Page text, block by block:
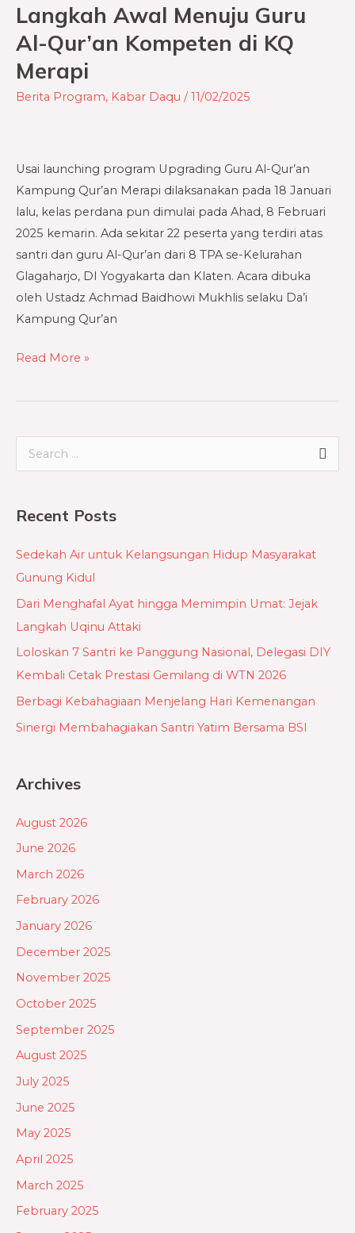
Langkah Awal Menuju Guru
Al-Qur’an Kompeten di KQ
Merapi
Berita Program, Kabar Daqu / 11/02/2025
Usai launching program Upgrading Guru Al-Qur’an
Kampung Qur’an Merapi dilaksanakan pada 18 Januari
lalu, kelas perdana pun dimulai pada Ahad, 8 Februari
2025 kemarin. Ada sekitar 22 peserta yang terdiri atas
santri dan guru Al-Qur’an dari 8 TPA se-Kelurahan
Glagaharjo, DI Yogyakarta dan Klaten. Acara dibuka
oleh Ustadz Achmad Baidhowi Mukhlis selaku Da’i
Kampung Qur’an
Langkah
Awal
Menuju
Guru
Al-
di
KQ
Merapi
Read More »
r
c
h
Recent Posts
Sedekah Air untuk Kelangsungan Hidup Masyarakat
Gunung Kidul
Dari Menghafal Ayat hingga Memimpin Umat: Jejak
Langkah Uqinu Attaki
Loloskan 7 Santri ke Panggung Nasional, Delegasi DIY
Kembali Cetak Prestasi Gemilang di WTN 2026
Berbagi Kebahagiaan Menjelang Hari Kemenangan
Sinergi Membahagiakan Santri Yatim Bersama BSI
Archives
August 2026
June 2026
March 2026
February 2026
January 2026
December 2025
November 2025
October 2025
September 2025
August 2025
July 2025
June 2025
May 2025
April 2025
March 2025
February 2025